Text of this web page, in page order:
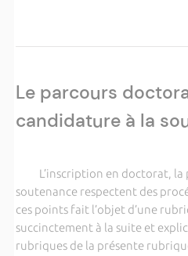
Le parcours
candidature à la
L’inscription en doctorat, la
soutenance respectent des
ces points fait l’objet d’une
succinctement à la suite et
rubriques de la présente